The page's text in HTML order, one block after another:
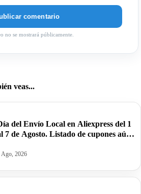
no se mostrará públicamente.
veas...
del Envío Local en Aliexpress del 1
7 de Agosto. Listado de cupones aún
Ago, 2026